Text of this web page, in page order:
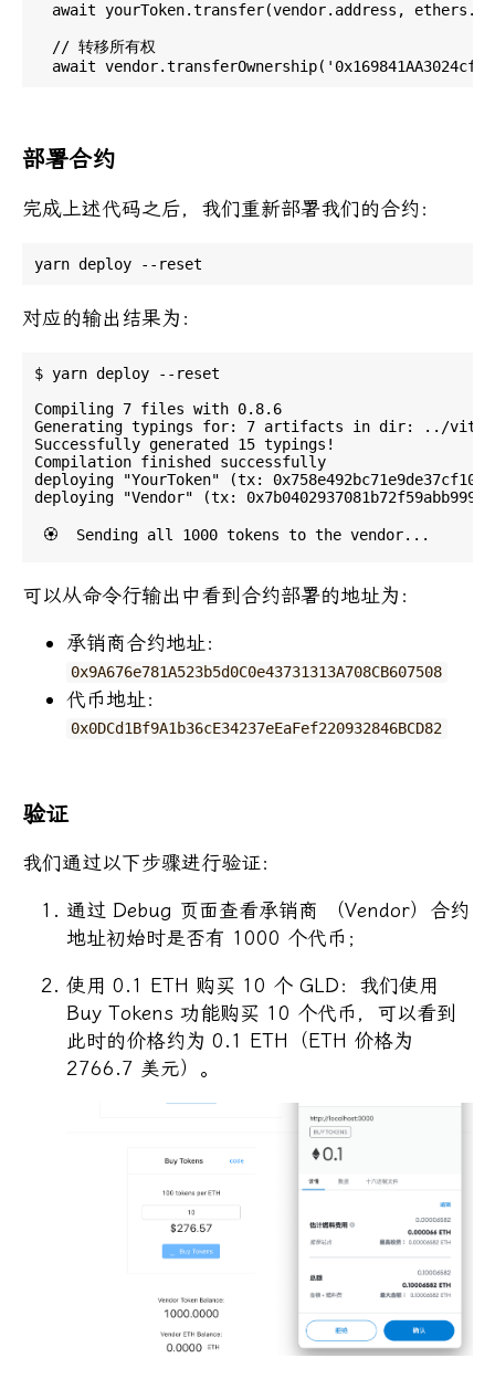
await yourToken.transfer(vendor.address,
  // 转移所有权
部署合约
完成上述代码之后，我们重新部署我们的合约：
对应的输出结果为：
$ yarn deploy --reset
Compiling 7 files with 0.8.6
Generating typings for: 7 artifacts in dir: ../vite-
Successfully generated 15 typings!
Compilation finished successfully
deploying "YourToken" (tx:
deploying "Vendor" (tx:
可以从命令行输出中看到合约部署的地址为：
承销商合约地址：
0x9A676e781A523b5d0C0e43731313A708CB607508
代币地址：
0x0DCd1Bf9A1b36cE34237eEaFef220932846BCD82
验证
我们通过以下步骤进行验证：
通过 Debug 页面查看承销商 （Vendor）合约
地址初始时是否有 1000 个代币；
使用 0.1 ETH 购买 10 个 GLD：我们使用
Buy Tokens 功能购买 10 个代币，可以看到
此时的价格约为 0.1 ETH（ETH 价格为
2766.7 美元）。